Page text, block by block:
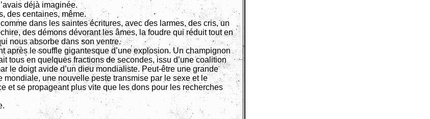
déjà imaginée.
des centaines, même.
dans les saintes écritures, avec des larmes, des cris, un
des démons dévorant les âmes, la foudre qui réduit tout en
nous absorbe dans son ventre.
après le souffle gigantesque d’une explosion. Un champignon
tous en quelques fractions de secondes, issu d’une coalition
le doigt avide d’un dieu mondialiste. Peut-être une grande
mondiale, une nouvelle peste transmise par le sexe et le
et se propageant plus vite que les dons pour les recherches